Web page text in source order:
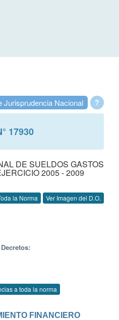
?
Jurisprudencia Nacional
17930
DE SUELDOS GASTOS
2005 - 2009
la Norma Ver Imagen del D.O.
a toda la norma
FINANCIERO